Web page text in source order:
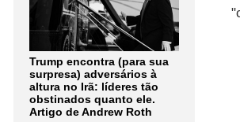
Trump encontra (para sua
surpresa) adversários à
altura no Irã: líderes tão
obstinados quanto ele.
Artigo de Andrew Roth